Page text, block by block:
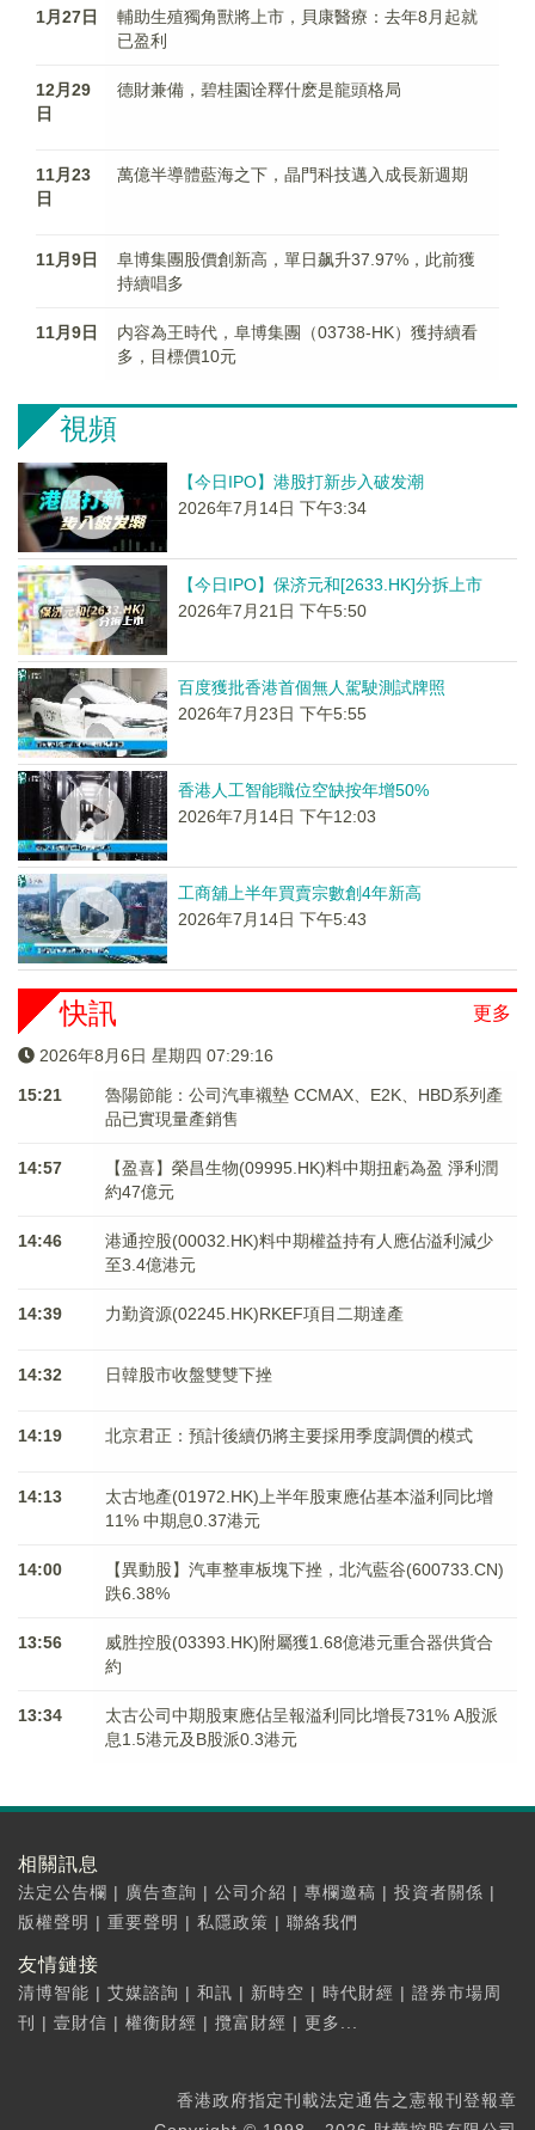
1月27日
輔助生殖獨角獸將上市，貝康醫療：去年8月起就
已盈利
12月29
日
德財兼備，碧桂園诠釋什麽是龍頭格局
11月23
日
萬億半導體藍海之下，晶門科技邁入成長新週期
11月9日
阜博集團股價創新高，單日飙升37.97%，此前獲
持續唱多
11月9日
内容為王時代，阜博集團（03738-HK）獲持續看
多，目標價10元
視頻
【今日IPO】港股打新步入破发潮
2026年7月14日 下午3:34
【今日IPO】保济元和[2633.HK]分拆上市
2026年7月21日 下午5:50
百度獲批香港首個無人駕駛測試牌照
2026年7月23日 下午5:55
香港人工智能職位空缺按年增50%
2026年7月14日 下午12:03
工商舖上半年買賣宗數創4年新高
2026年7月14日 下午5:43
更多
快訊
2026年8月6日 星期四 07:29:17
15:21
魯陽節能：公司汽車襯墊 CCMAX、E2K、HBD系列產
品已實現量產銷售
14:57
【盈喜】榮昌生物(09995.HK)料中期扭虧為盈 淨利潤
約47億元
14:46
港通控股(00032.HK)料中期權益持有人應佔溢利減少
至3.4億港元
14:39 力勤資源(02245.HK)RKEF項目二期達產
14:32 日韓股市收盤雙雙下挫
14:19 北京君正：預計後續仍將主要採用季度調價的模式
14:13
太古地產(01972.HK)上半年股東應佔基本溢利同比增
11% 中期息0.37港元
14:00
【異動股】汽車整車板塊下挫，北汽藍谷(600733.CN)
跌6.38%
13:56
威胜控股(03393.HK)附屬獲1.68億港元重合器供貨合
約
13:34
太古公司中期股東應佔呈報溢利同比增長731% A股派
息1.5港元及B股派0.3港元
相關訊息
法定公告欄 | 廣告查詢 | 公司介紹 | 專欄邀稿 | 投資者關係 |
版權聲明 | 重要聲明 | 私隱政策 | 聯絡我們
友情鏈接
清博智能 | 艾媒諮詢 | 和訊 | 新時空 | 時代財經 | 證券市場周
刊
| 壹財信 | 權衡財經 | 攬富財經 | 更多...
香港政府指定刊載法定通告之憲報刊登報章